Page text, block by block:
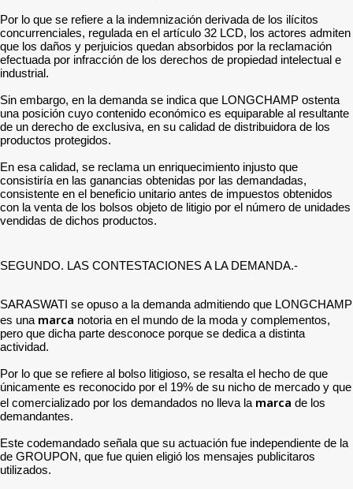
Por lo que se refiere a la indemnización derivada de los ilícitos
concurrenciales, regulada en el artículo 32 LCD, los actores admiten
que los daños y perjuicios quedan absorbidos por la reclamación
efectuada por infracción de los derechos de propiedad intelectual e
industrial.
Sin embargo, en la demanda se indica que LONGCHAMP ostenta
una posición cuyo contenido económico es equiparable al resultante
de un derecho de exclusiva, en su calidad de distribuidora de los
productos protegidos.
En esa calidad, se reclama un enriquecimiento injusto que
consistiría en las ganancias obtenidas por las demandadas,
consistente en el beneficio unitario antes de impuestos obtenidos
con la venta de los bolsos objeto de litigio por el número de unidades
vendidas de dichos productos.
SEGUNDO. LAS CONTESTACIONES A LA DEMANDA.-
SARASWATI se opuso a la demanda admitiendo que LONGCHAMP
es una marca notoria en el mundo de la moda y complementos,
pero que dicha parte desconoce porque se dedica a distinta
actividad.
Por lo que se refiere al bolso litigioso, se resalta el hecho de que
únicamente es reconocido por el 19% de su nicho de mercado y que
el comercializado por los demandados no lleva la marca de los
demandantes.
Este codemandado señala que su actuación fue independiente de la
de GROUPON, que fue quien eligió los mensajes publicitaros
utilizados.